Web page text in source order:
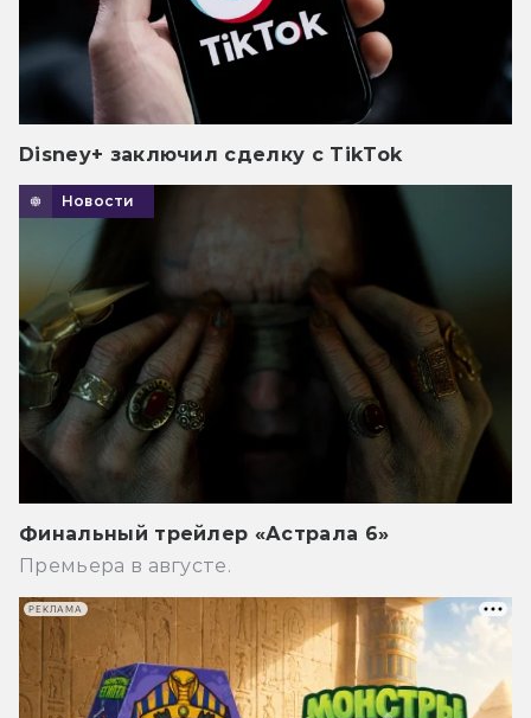
Disney+ заключил сделку с TikTok
Новости
Финальный трейлер «Астрала 6»
Премьера в августе.
РЕКЛАМА